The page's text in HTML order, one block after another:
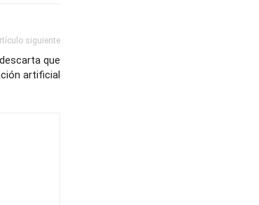
siguiente
que
artificial